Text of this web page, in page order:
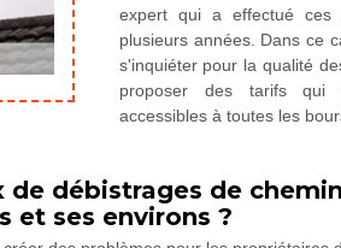
expert qui a effectué ces
plusieurs années. Dans ce
s'inquiéter pour la qualité
proposer des tarifs qui
accessibles à toutes les
débistrages de
et ses environs ?